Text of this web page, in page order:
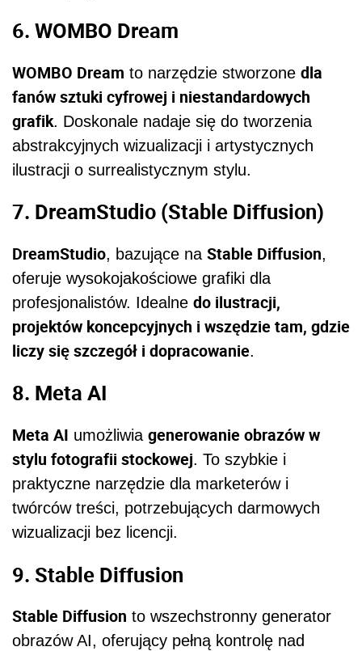
6. WOMBO Dream
WOMBO Dream to narzędzie stworzone dla
fanów sztuki cyfrowej i niestandardowych
grafik. Doskonale nadaje się do tworzenia
abstrakcyjnych wizualizacji i artystycznych
ilustracji o surrealistycznym stylu.
7. DreamStudio (Stable Diffusion)
DreamStudio, bazujące na Stable Diffusion,
oferuje wysokojakościowe grafiki dla
profesjonalistów. Idealne do ilustracji,
projektów koncepcyjnych i wszędzie tam, gdzie
liczy się szczegół i dopracowanie.
8. Meta AI
Meta AI umożliwia generowanie obrazów w
stylu fotografii stockowej. To szybkie i
praktyczne narzędzie dla marketerów i
twórców treści, potrzebujących darmowych
wizualizacji bez licencji.
9. Stable Diffusion
Stable Diffusion to wszechstronny generator
obrazów AI, oferujący pełną kontrolę nad